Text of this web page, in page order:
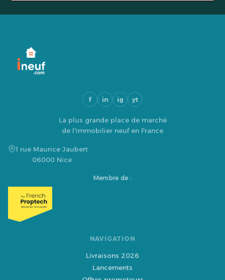
f in ig yt
La plus grande place de marché
de l'immobilier neuf en France
1 rue Maurice Jaubert
06000 Nice
Membre de :
NAVIGATION
Livraisons 2026
Lancements